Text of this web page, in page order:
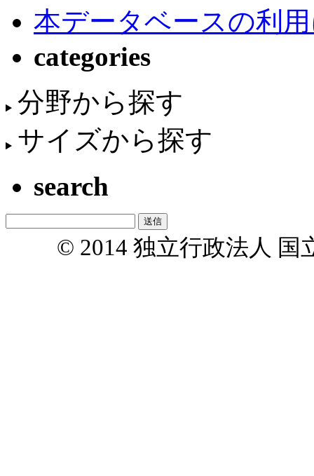
本データベースの利
categories
分野から探す
サイズから探す
search
© 2014 独立行政法人 国